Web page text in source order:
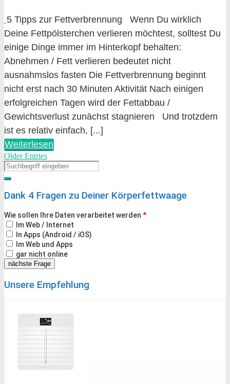
5 Tipps zur Fettverbrennung Wenn Du wirklich
Deine Fettpölsterchen verlieren möchtest, solltest Du
einige Dinge immer im Hinterkopf behalten:
Abnehmen / Fett verlieren bedeutet nicht
ausnahmslos fasten Die Fettverbrennung beginnt
nicht erst nach 30 Minuten Aktivität Nach einigen
erfolgreichen Tagen wird der Fettabbau /
Gewichtsverlust zunächst stagnieren Und trotzdem
ist es relativ einfach, [...]
Weiterlesen
Older Entries
Dank 4 Fragen zu Deiner Körperfettwaage
Wie sollen Ihre Daten verarbeitet werden *
Im Web / Internet
In Apps (Android / iOS)
Im Web und Apps
gar nicht online
Unsere Empfehlung